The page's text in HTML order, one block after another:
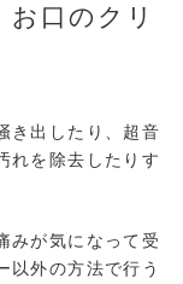
口のクリ
き出したり、超音
れを除去したりす
みが気になって受
以外の方法で行う